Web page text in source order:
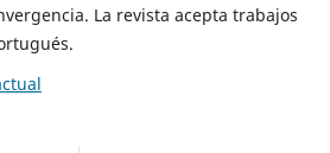
La revista acepta trabajos